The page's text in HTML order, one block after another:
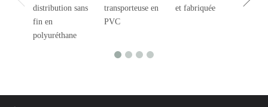
distribution sans
fin en
polyuréthane
transporteuse en
PVC
et fabriquée